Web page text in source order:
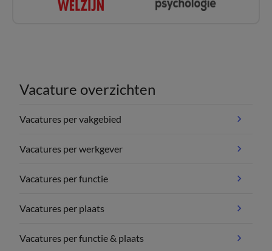
Vacature overzichten
Vacatures per vakgebied
Vacatures per werkgever
Vacatures per functie
Vacatures per plaats
Vacatures per functie & plaats